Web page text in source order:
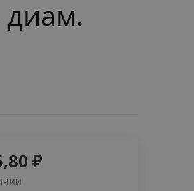
диам.
₽